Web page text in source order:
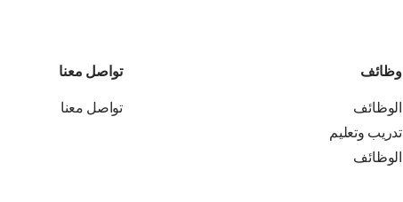
وظائف
الوظائف
تدريب وتعليم
الوظائف
تواصل معنا
تواصل معنا